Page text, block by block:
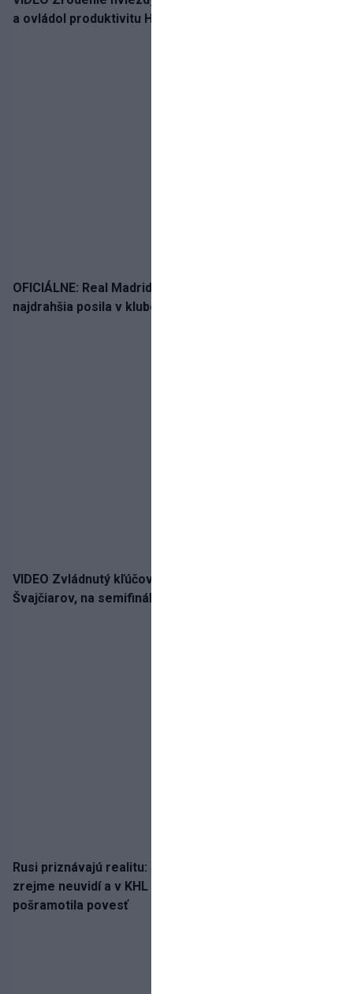
a ovládol produktivitu Hlinka Gretzky Cupu
OFICIÁLNE: Real Madrid rozbil bank. Z Lipska prichádza
najdrahšia posila v klubovej histórii
VIDEO Zvládnutý kľúčový krok! Osemnástka zdolala
Švajčiarov, na semifinále potrebuje pomoc favorita
Rusi priznávajú realitu: Spartak milióny od Ružičku
zrejme neuvidí a v KHL si už nezahrá. Liga si
pošramotila povesť